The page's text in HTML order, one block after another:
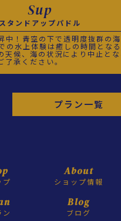
Sup
スタンドアップパドル
中！青空の下で透明度抜群の
の水上体験は癒しの時間とな
天候、海の状況により中止と
了承ください。
プラン一覧
プ
About
ショップ情報
ン
Blog
ブログ